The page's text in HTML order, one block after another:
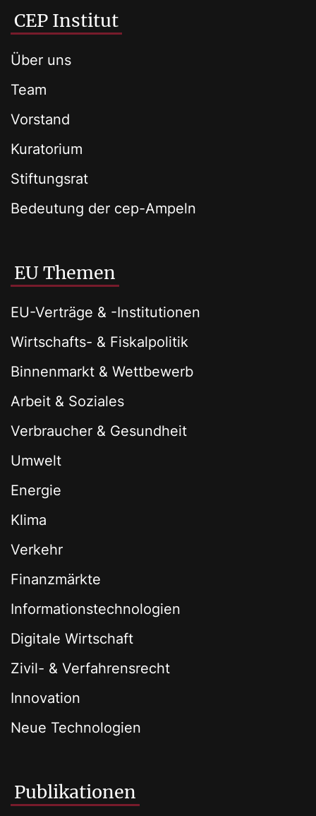
CEP Institut
Über uns
Team
Vorstand
Kuratorium
Stiftungsrat
Bedeutung der cep-Ampeln
EU Themen
EU-Verträge & -Institutionen
Wirtschafts- & Fiskalpolitik
Binnenmarkt & Wettbewerb
Arbeit & Soziales
Verbraucher & Gesundheit
Umwelt
Energie
Klima
Verkehr
Finanzmärkte
Informationstechnologien
Digitale Wirtschaft
Zivil- & Verfahrensrecht
Innovation
Neue Technologien
Publikationen